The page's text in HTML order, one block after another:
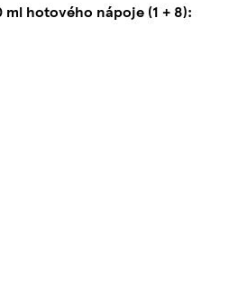
hotového nápoje (1 + 8):